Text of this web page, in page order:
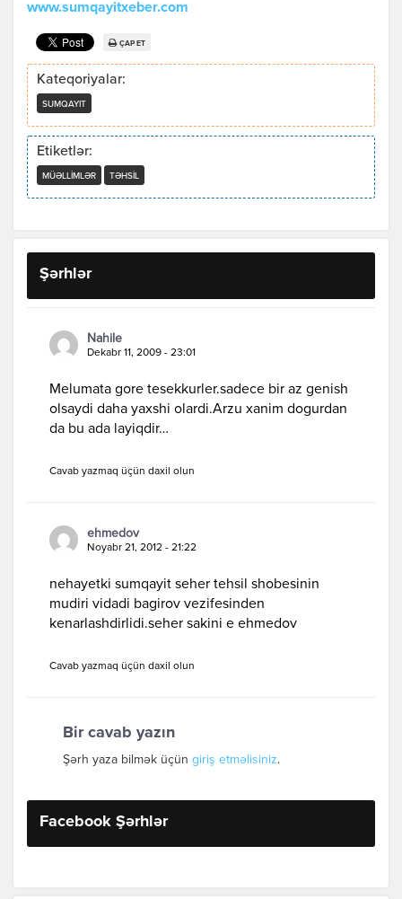
www.sumqayitxeber.com
ÇAP ET
Kateqoriyalar:
SUMQAYIT
Etiketlər:
MÜƏLLIMLƏR TƏHSIL
Şərhlər
Nahile
Dekabr 11, 2009 - 23:01
Melumata gore tesekkurler.sadece bir az genish
olsaydi daha yaxshi olardi.Arzu xanim dogurdan
da bu ada layiqdir…
Cavab yazmaq üçün daxil olun
ehmedov
Noyabr 21, 2012 - 21:22
nehayetki sumqayit seher tehsil shobesinin
mudiri vidadi bagirov vezifesinden
kenarlashdirlidi.seher sakini e ehmedov
Cavab yazmaq üçün daxil olun
Bir cavab yazın
Şərh yaza bilmək üçün giriş etməlisiniz.
Facebook Şərhlər